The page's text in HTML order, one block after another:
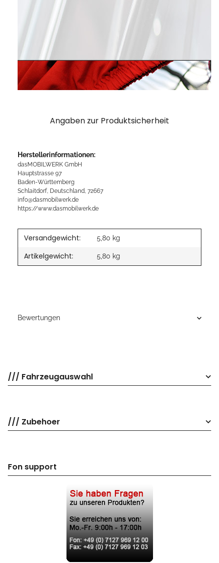
Angaben zur Produktsicherheit
Herstellerinformationen:
dasMOBILWERK GmbH
Hauptstrasse 97
Baden-Württemberg
Schlaitdorf, Deutschland, 72667
info@dasmobilwerk.de
https://www.dasmobilwerk.de
Versandgewicht: 5,80 kg
Artikelgewicht: 5,80 kg
Bewertungen
/// Fahrzeugauswahl
/// Zubehoer
Fon support